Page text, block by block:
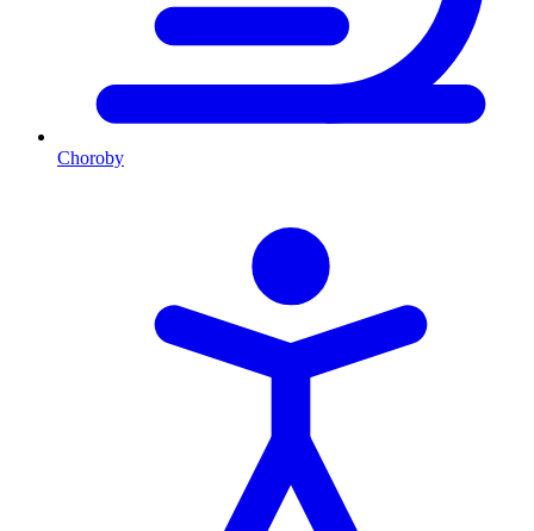
Choroby